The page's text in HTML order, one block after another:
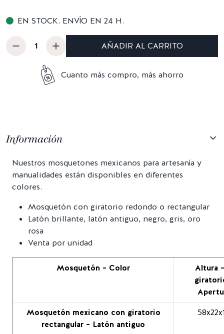
EN STOCK. ENVÍO EN 24 H.
AÑADIR AL CARRITO
Cuanto más compro, más ahorro
Información
Nuestros mosquetones mexicanos para artesanía y
manualidades están disponibles en diferentes
colores.
Mosquetón con giratorio redondo o rectangular
Latón brillante, latón antiguo, negro, gris, oro
rosa
Venta por unidad
Mosquetón – Color
Altura
Mosquetón mexicano con giratorio
rectangular – Latón antiguo